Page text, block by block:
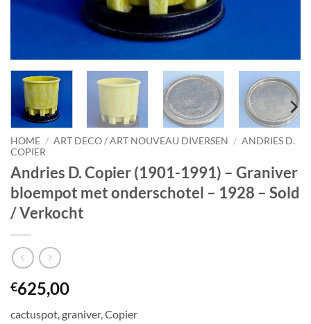
HOME / ART DECO / ART NOUVEAU DIVERSEN / ANDRIES D.
COPIER
Andries D. Copier (1901-1991) – Graniver
bloempot met onderschotel – 1928 – Sold
/ Verkocht
€625,00
cactuspot, graniver, Copier